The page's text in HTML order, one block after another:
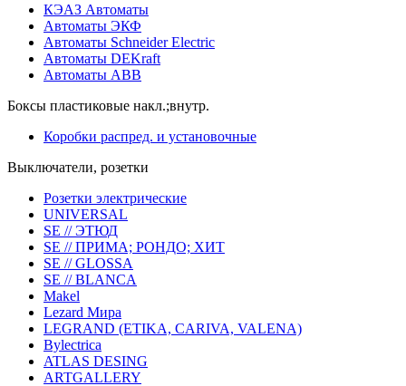
КЭАЗ Автоматы
Автоматы ЭКФ
Автоматы Schneider Electric
Автоматы DEKraft
Автоматы ABB
Боксы пластиковые накл.;внутр.
Коробки распред. и установочные
Выключатели, розетки
Розетки электрические
UNIVERSAL
SE // ЭТЮД
SE // ПРИМА; РОНДО; ХИТ
SE // GLOSSA
SE // BLANCA
Makel
Lezard Мира
LEGRAND (ETIKA, CARIVA, VALENA)
Bylectrica
ATLAS DESING
ARTGALLERY